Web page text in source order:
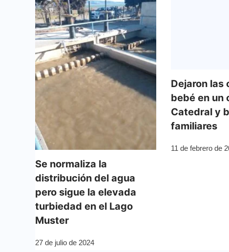
Se normaliza la
distribución del agua
pero sigue la elevada
turbiedad en el Lago
Muster
27 de julio de 2024
Dejaron las
bebé en un
Catedral y
familiares
11 de febrero de